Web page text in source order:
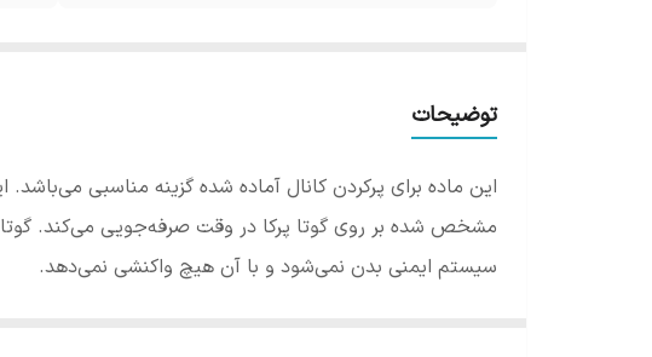
توضیحات
این ماده برای پرکردن کانال آماده شده گزینه مناسبی می‌باشد.
مشخص شده بر روی گوتا پرکا در وقت صرفه‌جویی می‌کند.
سیستم ایمنی بدن نمی‌شود و با آن هیچ واکنشی نمی‌دهد.